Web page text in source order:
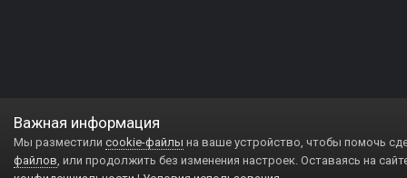
Важная информация
Мы разместили cookie-файлы на ваше устройство, чтобы помочь
файлов, или продолжить без изменения настроек. Оставаясь на